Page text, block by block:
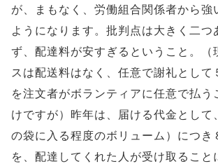
が、まもなく、労働組合関係者から強
ようになります。批判点は大きく二つ
ず、配達料が安すぎるということ。（
スは配送料はなく、任意で謝礼として
を注文者がボランティアに任意で払う
けですが）昨年は、届ける代金として
の袋に入る程度のボリューム）につき
を、配達してくれた人が受け取ること